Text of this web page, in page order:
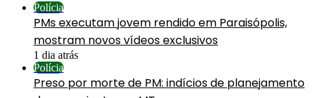
Polícia
PMs executam jovem rendido em Paraisópolis,
mostram novos vídeos exclusivos
1 dia atrás
Polícia
Preso por morte de PM: indícios de planejamento